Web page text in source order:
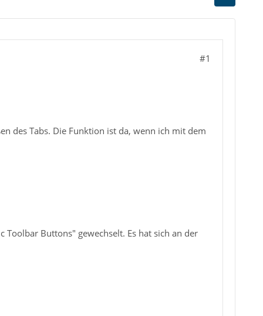
#1
des Tabs. Die Funktion ist da, wenn ich mit dem
Toolbar Buttons" gewechselt. Es hat sich an der